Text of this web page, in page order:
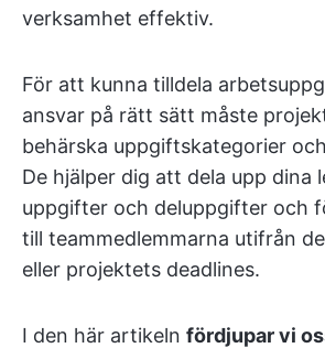
verksamhet effektiv.
För att kunna tilldela
ansvar på rätt sätt måste
behärska uppgiftskategorier
De hjälper dig att dela upp dina
uppgifter och deluppgifter och
till teammedlemmarna utifrån
eller projektets deadlines.
I den här artikeln fördjupar vi